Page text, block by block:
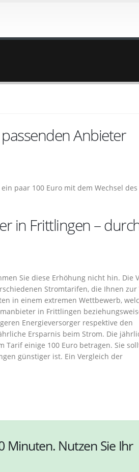
Anbieter
paar 100 Euro mit dem Wechsel des
in Frittlingen –
Sie diese Erhöhung nicht hin. Die
Stromtarifen, die Ihnen zur
in einem extremen Wettbewerb,
in Frittlingen
Energieversorger respektive den
Ersparnis beim Strom. Die
Tarif einige 100 Euro betragen. Sie
günstiger ist. Ein Vergleich der
Minuten. Nutzen Sie Ihr